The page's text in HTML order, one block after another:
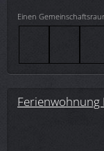
Einen
Ferienwohnung